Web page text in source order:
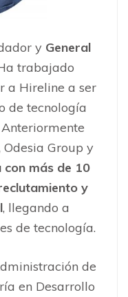
y General
trabajado
a Hireline a ser
de tecnología
Group y
con más de 10
y
, llegando a
de tecnología.
de
en Desarrollo